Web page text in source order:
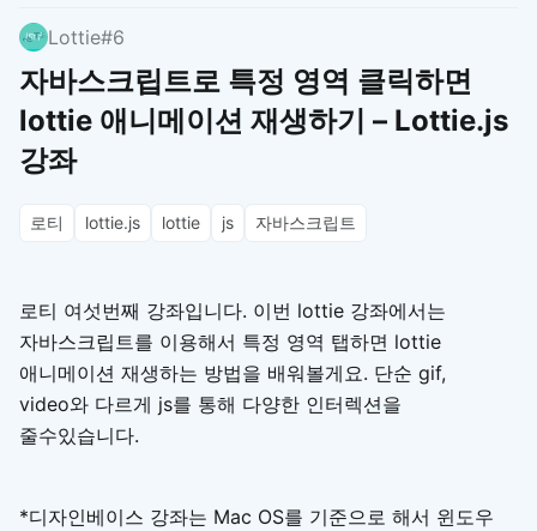
Lottie#6
자바스크립트로 특정 영역 클릭하면
lottie 애니메이션 재생하기 – Lottie.js
강좌
로티 lottie.js lottie js 자바스크립트
로티 여섯번째 강좌입니다. 이번 lottie 강좌에서는
자바스크립트를 이용해서 특정 영역 탭하면 lottie
애니메이션 재생하는 방법을 배워볼게요. 단순 gif,
video와 다르게 js를 통해 다양한 인터렉션을
줄수있습니다.
*디자인베이스 강좌는 Mac OS를 기준으로 해서 윈도우